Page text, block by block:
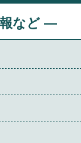
など ―